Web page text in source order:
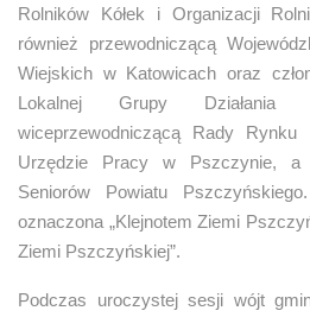
Rolników Kółek i Organizacji
również przewodniczącą
Wiejskich w Katowicach oraz
Lokalnej Grupy Działania
wiceprzewodniczącą Rady
Urzędzie Pracy w Pszczynie, a
Seniorów Powiatu
oznaczona „Klejnotem Ziemi
Ziemi Pszczyńskiej”.
Podczas uroczystej sesji wójt